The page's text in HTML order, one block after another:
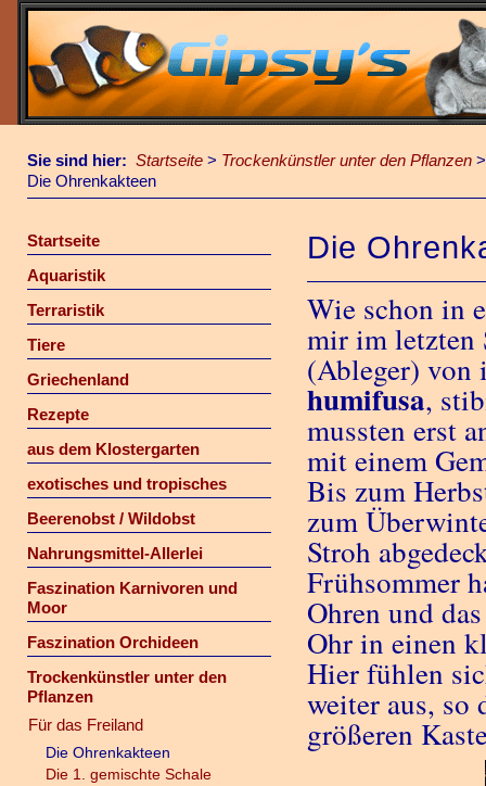
Sie sind hier: Startseite > Trockenkünstler unter den Pflanzen
Die Ohrenkakteen
Startseite
Aquaristik
Terraristik
Tiere
Griechenland
Rezepte
aus dem Klostergarten
exotisches und tropisches
Beerenobst / Wildobst
Nahrungsmittel-Allerlei
Faszination Karnivoren und
Moor
Faszination Orchideen
Trockenkünstler unter den
Pflanzen
Für das Freiland
Die Ohrenkakteen
Die 1. gemischte Schale
Die
Wie schon in
mir im letzten
(Ableger) von
humifusa,
mussten erst
mit einem
Bis zum
zum
Stroh
Frühsommer
Ohren und
Ohr in einen
Hier fühlen
weiter aus, so
größeren